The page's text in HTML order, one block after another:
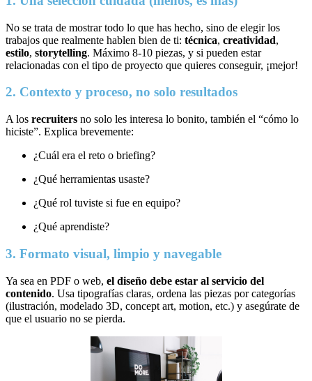
No se trata de mostrar todo lo que has hecho, sino de elegir los
trabajos que realmente hablen bien de ti: técnica, creatividad,
estilo, storytelling. Máximo 8-10 piezas, y si pueden estar
relacionadas con el tipo de proyecto que quieres conseguir, ¡mejor!
2. Contexto y proceso, no solo resultados
A los recruiters no solo les interesa lo bonito, también el “cómo lo
hiciste”. Explica brevemente:
¿Cuál era el reto o briefing?
¿Qué herramientas usaste?
¿Qué rol tuviste si fue en equipo?
¿Qué aprendiste?
3. Formato visual, limpio y navegable
Ya sea en PDF o web, el diseño debe estar al servicio del
contenido. Usa tipografías claras, ordena las piezas por categorías
(ilustración, modelado 3D, concept art, motion, etc.) y asegúrate de
que el usuario no se pierda.